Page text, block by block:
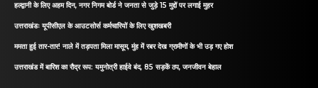
हल्द्वानी के लिए अहम दिन, नगर निगम बोर्ड ने जनता से जुड़े 15 मुद्दों पर लगाई मुहर
उत्तराखंडः यूपीसीएल के आउटसोर्स कर्मचारियों के लिए खुशखबरी
ममता हुई तार-तार! नाले में तड़पता मिला मासूम, मुंह में रबर देख ग्रामीणों के भी उड़ गए होश
उत्तराखंड में बारिश का रौद्र रूप: यमुनोत्री हाईवे बंद, 85 सड़कें ठप, जनजीवन बेहाल